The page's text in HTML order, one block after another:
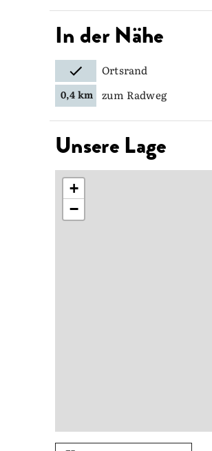
In der Nähe
Ortsrand
0,4 km zum Radweg
Unsere Lage
+
−